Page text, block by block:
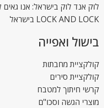
לוק אנד לוק בישראל: אנו
LOCK AND LOCK בישראל
בישול ואפייה
קולקציית מחבתות
קולקציית סירים
קרשי חיתוך למטבח
מוצרי הגשה וסכו"ם